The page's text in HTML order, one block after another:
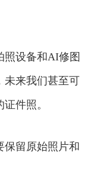
照设备和AI修图
未来我们甚至可
件照。
保留原始照片和